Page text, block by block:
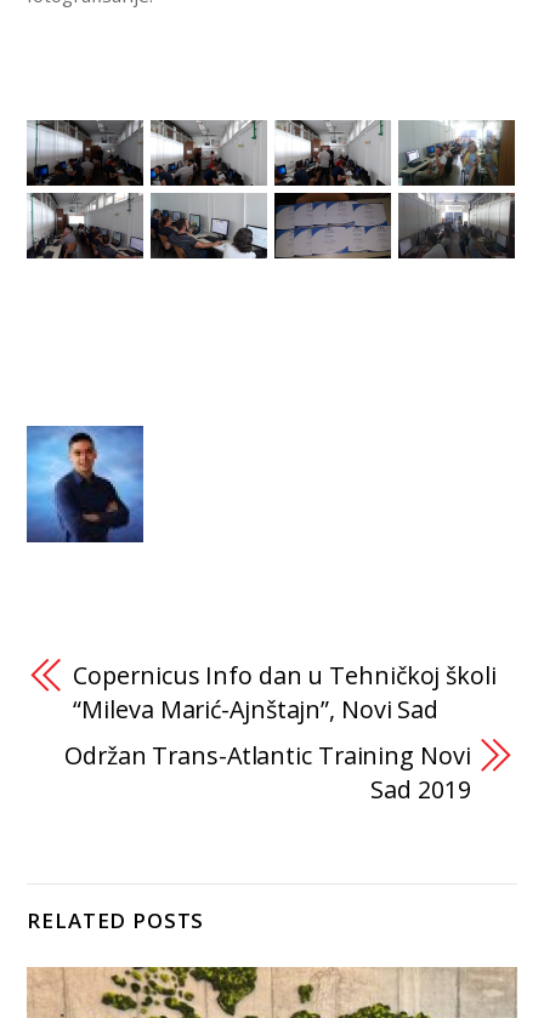
Copernicus Info dan u Tehničkoj školi
“Mileva Marić-Ajnštajn”, Novi Sad
Održan Trans-Atlantic Training Novi
Sad 2019
RELATED POSTS